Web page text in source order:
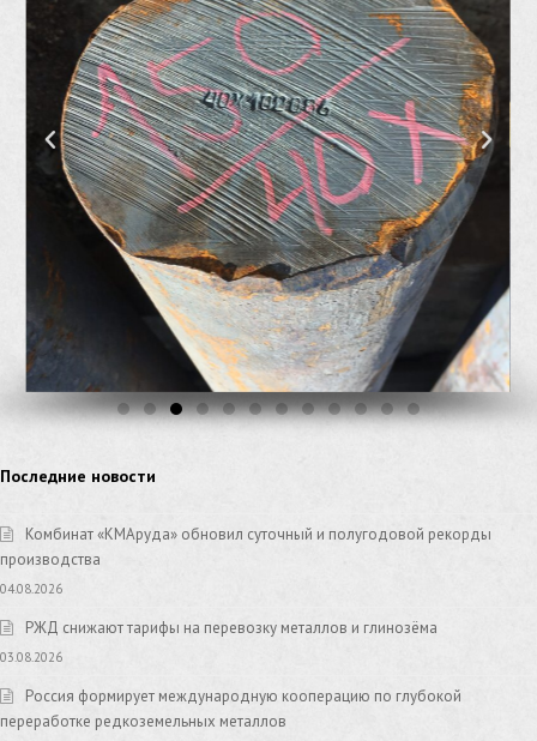
Последние новости
Комбинат «КМАруда» обновил суточный и полугодовой рекорды
производства
04.08.2026
РЖД снижают тарифы на перевозку металлов и глинозёма
03.08.2026
Россия формирует международную кооперацию по глубокой
переработке редкоземельных металлов